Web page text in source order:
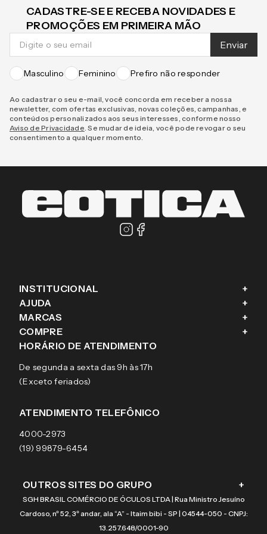
CADASTRE-SE E RECEBA NOVIDADES E
PROMOÇÕES EM PRIMEIRA MÃO
Enviar
Masculino Feminino Prefiro não responder
Ao cadastrar o seu e-mail, você concorda em receber a nossa
newsletter, com ofertas exclusivas, novas coleções, campanhas, e
conteúdos personalizados aos seus interesses, conforme nosso
Aviso de Privacidade . Se mudar de ideia, você pode revogar o seu
consentimento a qualquer momento.
INSTITUCIONAL +
Sobre a eÓtica
Aviso de privacidade
Termos e condições de uso
AJUDA +
Trocas e Devoluções
Pagamentos
Garantias
MARCAS +
Ray-Ban
Tecnol
Arnette
Burberry
COMPRE +
Óculos de sol
Lentes de contato
HORÁRIO DE ATENDIMENTO
De segunda a sexta das 9h às 17h
(Exceto feriados)
ATENDIMENTO TELEFÔNICO
4000-2973
(19) 99879-6454
OUTROS SITES DO GRUPO +
SGH BRASIL COMÉRCIO DE ÓCULOS LTDA | Rua Ministro Jesuíno
Cardoso, nº 52, 3º andar, ala “A” - Itaim bibi - SP | 04544-050 - CNPJ:
13.257.648/0001-90